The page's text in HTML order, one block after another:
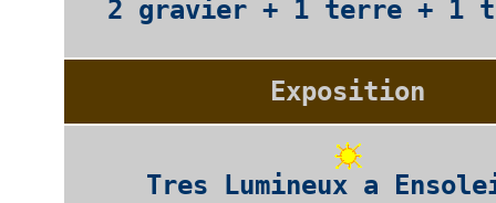
2 gravier + 1 terre + 1
Exposition
Tres Lumineux a